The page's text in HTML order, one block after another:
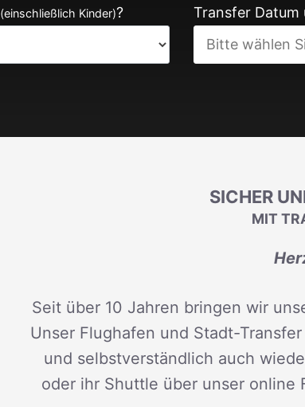
(einschließlich Kinder)? Transfer Datum
SICHER
MIT
Seit über 10 Jahren bringen wir
Unser Flughafen und Stadt-
und selbstverständlich auch
oder ihr Shuttle über unser online